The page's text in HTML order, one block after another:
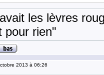
les lèvres
pour rien"
2013 à 06:26